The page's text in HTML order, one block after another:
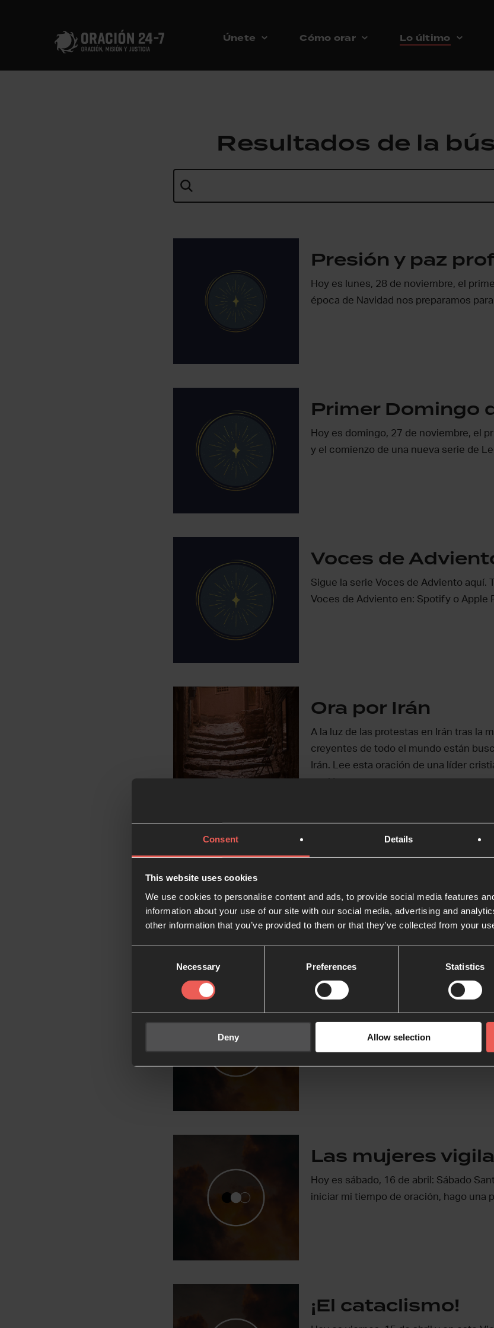
Consent Details
This website uses cookies
We use cookies to personalise content and ads, to provide social media features
information about your use of our site with our social media, advertising and
other information that you’ve provided to them or that they’ve collected from your
Necessary Preferences Statistics
Deny Allow selection
Únete Cómo orar Lo último
Resultados de la
Presión y paz
Hoy es lunes, 28 de noviembre, el
época de Navidad nos preparamos
Primer Domingo
Hoy es domingo, 27 de noviembre, el
y el comienzo de una nueva serie de
Voces de
Sigue la serie Voces de Adviento aquí.
Voces de Adviento en: Spotify o Apple
Ora por Irán
A la luz de las protestas en Irán tras la
creyentes de todo el mundo están
Irán. Lee esta oración de una líder
Abadía de
generación
Oración 24-7 se ha asociado con la
Ven y ve
Las mujeres
Hoy es sábado, 16 de abril: Sábado
iniciar mi tiempo de oración, hago una
¡El cataclismo!